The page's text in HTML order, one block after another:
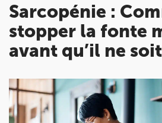
Sarcopénie :
stopper la fonte
avant qu’il ne